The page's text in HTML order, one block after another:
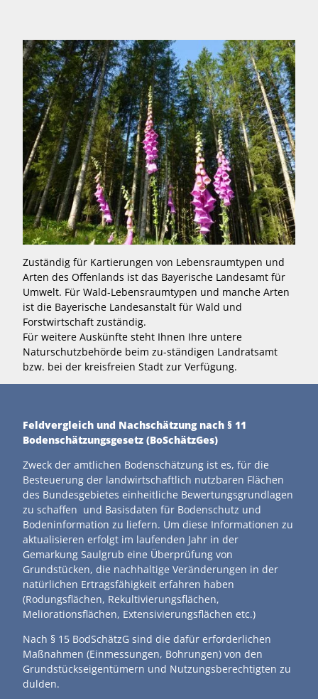
Zuständig für Kartierungen von Lebensraumtypen und
Arten des Offenlands ist das Bayerische Landesamt für
Umwelt. Für Wald-Lebensraumtypen und manche Arten
ist die Bayerische Landesanstalt für Wald und
Forstwirtschaft zuständig.
Für weitere Auskünfte steht Ihnen Ihre untere
Naturschutzbehörde beim zu-ständigen Landratsamt
bzw. bei der kreisfreien Stadt zur Verfügung.
Feldvergleich und Nachschätzung nach § 11
Bodenschätzungsgesetz (BoSchätzGes)
Zweck der amtlichen Bodenschätzung ist es, für die
Besteuerung der landwirtschaftlich nutzbaren Flächen
des Bundesgebietes einheitliche Bewertungsgrundlagen
zu schaffen und Basisdaten für Bodenschutz und
Bodeninformation zu liefern. Um diese Informationen zu
aktualisieren erfolgt im laufenden Jahr in der
Gemarkung Saulgrub eine Überprüfung von
Grundstücken, die nachhaltige Veränderungen in der
natürlichen Ertragsfähigkeit erfahren haben
(Rodungsflächen, Rekultivierungsflächen,
Meliorationsflächen, Extensivierungsflächen etc.)
Nach § 15 BodSchätzG sind die dafür erforderlichen
Maßnahmen (Einmessungen, Bohrungen) von den
Grundstückseigentümern und Nutzungsberechtigten zu
dulden.